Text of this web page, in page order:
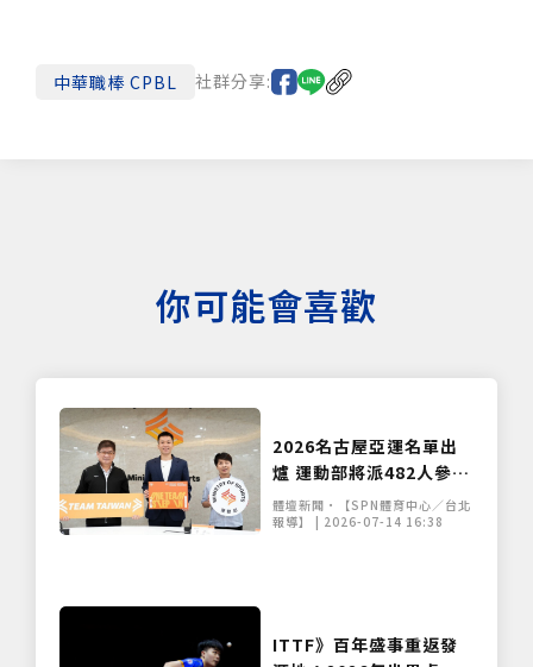
中華職棒 CPBL 社群分享:
你可能會喜歡
2026名古屋亞運名單出
爐 運動部將派482人參賽
並允諾賽後修訂選拔辦法
體壇新聞•【SPN體育中心／台北
報導】 | 2026-07-14 16:38
ITTF》百年盛事重返發